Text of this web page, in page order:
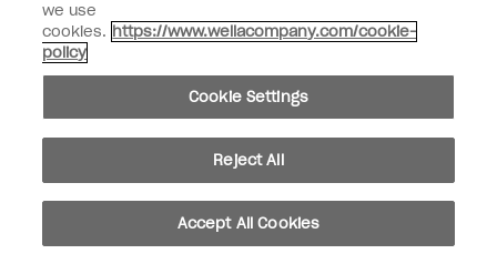
instagramfacebook
Copyright 2026, Wella Operations US LLC. Tutti i diritti riservati.
we use
cookies. https://www.wellacompany.com/cookie-
policy
Cookie Settings
Reject All
Accept All Cookies